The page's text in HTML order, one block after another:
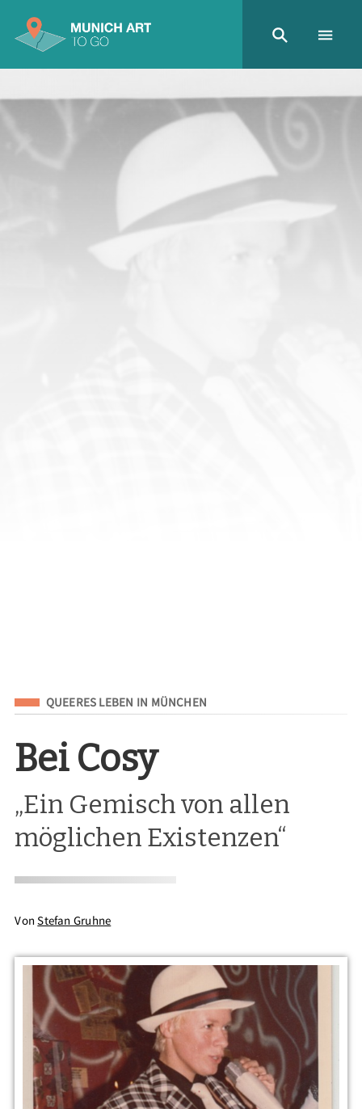
Eingeordnet unter
QUEERES LEBEN IN MÜNCHEN
Bei Cosy
„Ein Gemisch von allen
möglichen Existenzen“
VonStefan Gruhne